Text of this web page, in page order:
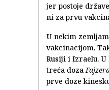
jer postoje
ni za prvu
U nekim
vakcinacijom.
Rusiji i Izraelu.
treća doza
prve doze